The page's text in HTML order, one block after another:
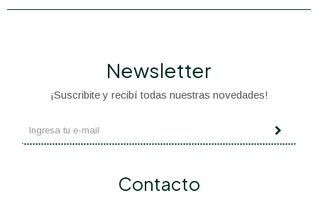
Contacto
Newsletter
¡Suscribite y recibí todas nuestras novedades!